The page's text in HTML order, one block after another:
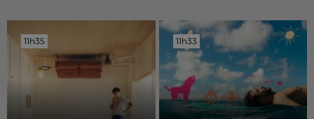
11h35
11h35 11h33
11h33